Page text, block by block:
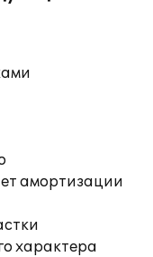
амортизации
характера